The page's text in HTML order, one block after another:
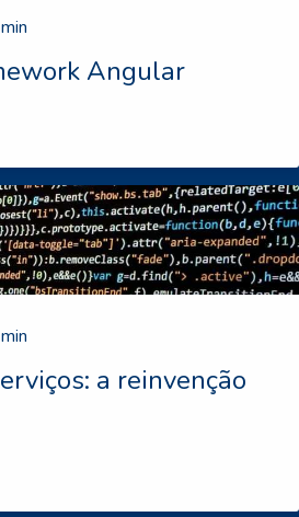
min
Angular
min
a reinvenção